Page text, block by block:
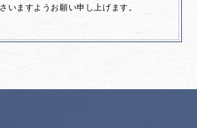
いますようお願い申し上げます。